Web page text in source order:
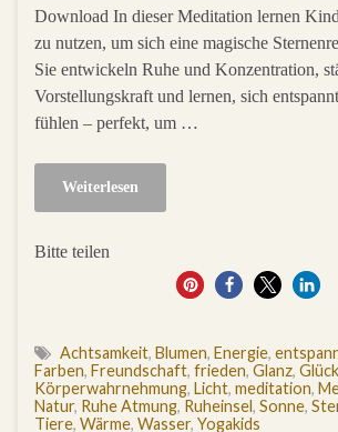
Download In dieser Meditation lernen
zu nutzen, um sich eine magische
Sie entwickeln Ruhe und Konzentration,
Vorstellungskraft und lernen, sich
fühlen – perfekt, um …
Weiterlesen
Bitte teilen
82
Achtsamkeit, Blumen, Energie,
Farben, Freundschaft, frieden, Glanz, Glück
Körperwahrnehmung, Licht, meditation,
Natur, Ruhe Atmung, Ruheinsel, Sonne,
Tiere, Wärme, Wasser, Yogakids